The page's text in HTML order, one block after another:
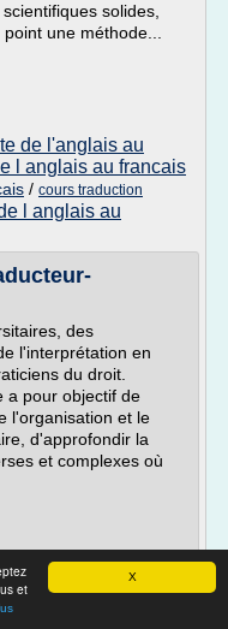
X
et
solides,
une méthode...
de l'anglais au
l anglais au francais
/ cours traduction
l anglais au
des
l'interprétation en
du droit.
a pour objectif de
l'organisation et le
d'approfondir la
et complexes où
judiciaire/traducteur
expert traducteur